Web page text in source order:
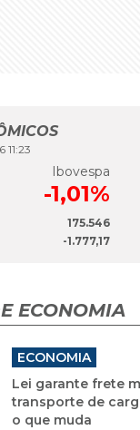
Ibovespa
-1,01%
175.546
-1.777,17
ECONOMIA
ECONOMIA
Lei garante frete
transporte de
o que muda